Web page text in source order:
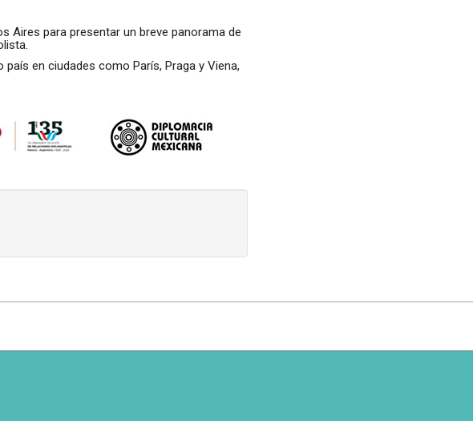
Aires para presentar un breve panorama de
en ciudades como París, Praga y Viena,